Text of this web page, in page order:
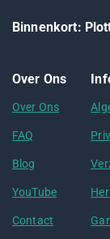
Binnenkort:
Over Ons
Over Ons
FAQ
Blog
YouTube
Contact